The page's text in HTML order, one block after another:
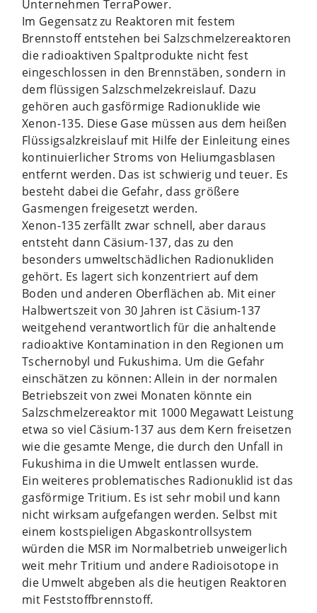
Unternehmen TerraPower.
Im Gegensatz zu Reaktoren mit festem
Brennstoff entstehen bei Salzschmelzereaktoren
die radioaktiven Spaltprodukte nicht fest
eingeschlossen in den Brennstäben, sondern in
dem flüssigen Salzschmelzekreislauf. Dazu
gehören auch gasförmige Radionuklide wie
Xenon-135. Diese Gase müssen aus dem heißen
Flüssigsalzkreislauf mit Hilfe der Einleitung eines
kontinuierlicher Stroms von Heliumgasblasen
entfernt werden. Das ist schwierig und teuer. Es
besteht dabei die Gefahr, dass größere
Gasmengen freigesetzt werden.
Xenon-135 zerfällt zwar schnell, aber daraus
entsteht dann Cäsium-137, das zu den
besonders umweltschädlichen Radionukliden
gehört. Es lagert sich konzentriert auf dem
Boden und anderen Oberflächen ab. Mit einer
Halbwertszeit von 30 Jahren ist Cäsium-137
weitgehend verantwortlich für die anhaltende
radioaktive Kontamination in den Regionen um
Tschernobyl und Fukushima. Um die Gefahr
einschätzen zu können: Allein in der normalen
Betriebszeit von zwei Monaten könnte ein
Salzschmelzereaktor mit 1000 Megawatt Leistung
etwa so viel Cäsium-137 aus dem Kern freisetzen
wie die gesamte Menge, die durch den Unfall in
Fukushima in die Umwelt entlassen wurde.
Ein weiteres problematisches Radionuklid ist das
gasförmige Tritium. Es ist sehr mobil und kann
nicht wirksam aufgefangen werden. Selbst mit
einem kostspieligen Abgaskontrollsystem
würden die MSR im Normalbetrieb unweigerlich
weit mehr Tritium und andere Radioisotope in
die Umwelt abgeben als die heutigen Reaktoren
mit Feststoffbrennstoff.